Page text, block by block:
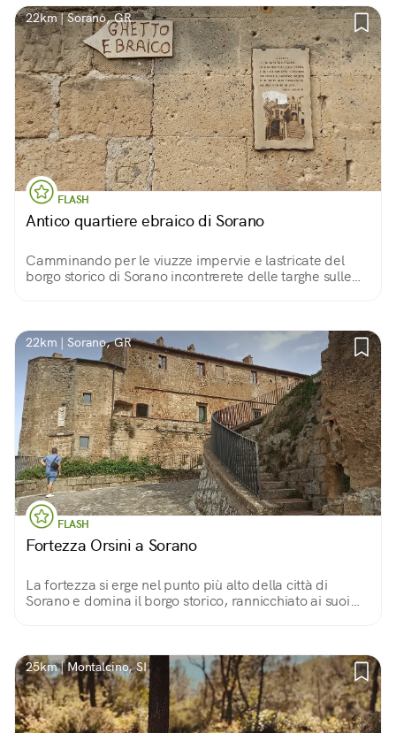
22km | Sorano, GR
FLASH
Antico quartiere ebraico di Sorano
Camminando per le viuzze impervie e lastricate del
borgo storico di Sorano incontrerete delle targhe sulle
22km | Sorano, GR
FLASH
Fortezza Orsini a Sorano
La fortezza si erge nel punto più alto della città di
Sorano e domina il borgo storico, rannicchiato ai suoi
25km | Montalcino, SI